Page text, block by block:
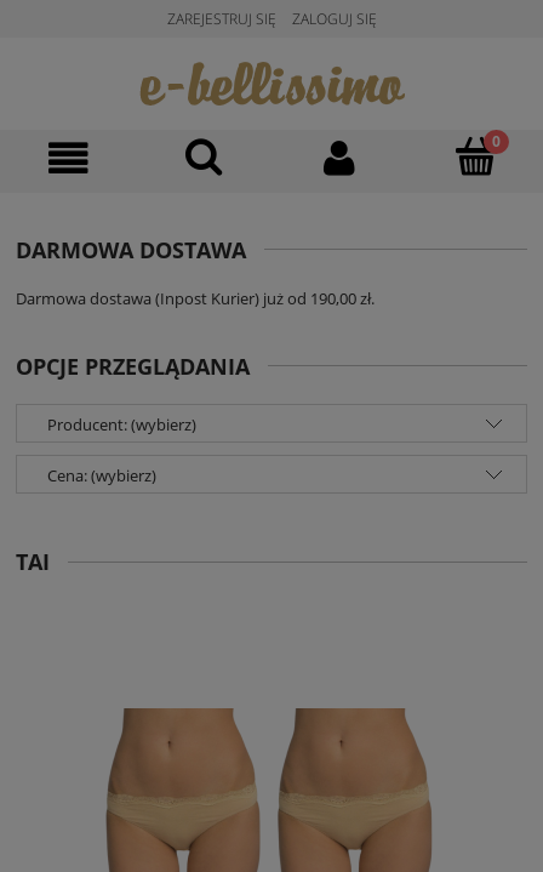
ZAREJESTRUJ SIĘ ZALOGUJ SIĘ
DARMOWA DOSTAWA
Darmowa dostawa (Inpost Kurier) już od 190,00 zł.
OPCJE PRZEGLĄDANIA
Producent: (wybierz)
Cena: (wybierz)
TAI